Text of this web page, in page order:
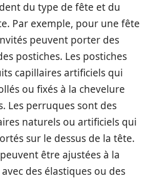
du type de fête et du
Par exemple, pour une fête
peuvent porter des
postiches. Les postiches
capillaires artificiels qui
ou fixés à la chevelure
Les perruques sont des
naturels ou artificiels qui
sur le dessus de la tête.
être ajustées à la
des élastiques ou des